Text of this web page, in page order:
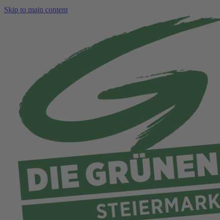
Skip to main content